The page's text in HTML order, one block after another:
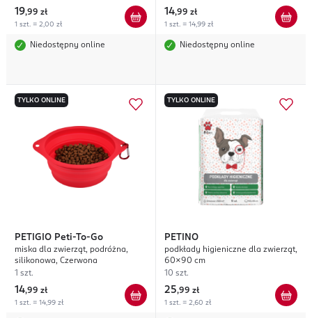
19,99 zł
1 szt. = 2,00 zł
Niedostępny online
14,99 zł
1 szt. = 14,99 zł
Niedostępny online
TYLKO ONLINE
PETIGIO Peti-To-Go
miska dla zwierząt, podróżna,
silikonowa, Czerwona
1 szt.
14,99 zł
1 szt. = 14,99 zł
TYLKO ONLINE
PETINO
podkłady higieniczne dla zwierząt,
60x90 cm
10 szt.
25,99 zł
1 szt. = 2,60 zł